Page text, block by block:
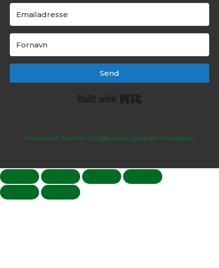
Send
Facebook Twitter Google-plus Linkedin Instagram